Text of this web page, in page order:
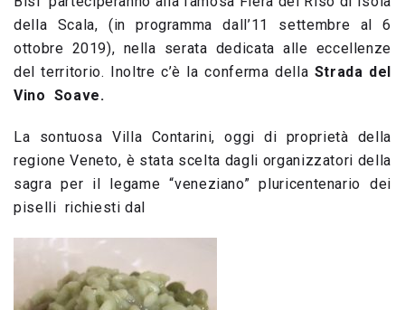
della Scala, (in programma dall’11 settembre al 6
ottobre 2019), nella serata dedicata alle eccellenze
del territorio. Inoltre c’è la conferma della Strada del
Vino Soave.
La sontuosa Villa Contarini, oggi di proprietà della
regione Veneto, è stata scelta dagli organizzatori della
sagra per il legame “veneziano” pluricentenario dei
piselli richiesti dal